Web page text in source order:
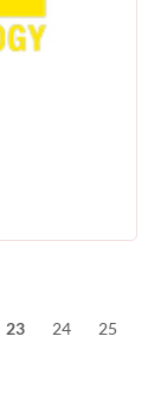
23 24 25